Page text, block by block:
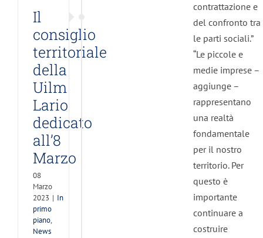
Il
consiglio
territoriale
della
Uilm
Lario
dedicato
all’8
Marzo
08
Marzo
2023 | In
primo
piano,
News
contrattazione e
del confronto tra
le parti sociali.”
“Le piccole e
medie imprese –
aggiunge –
rappresentano
una realtà
fondamentale
per il nostro
territorio. Per
questo è
importante
continuare a
costruire